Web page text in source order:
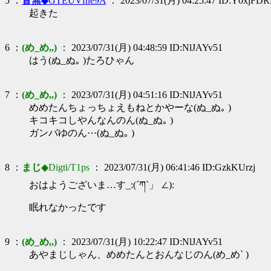
起きた
6 ： (め_め,,) ： 2023/07/31(月) 04:48:59 ID:NlJAYv51
はう(ぬ_ぬ｡ )たろひゃん
7 ： (め_め,,) ： 2023/07/31(月) 04:51:16 ID:NlJAYv51
めめたんちょっちょえもねとかやーな(ぬ_ぬ｡ )
キコキコしやんなんのん(ぬ_ぬ｡ )
ガンバゆのん⋯(ぬ_ぬ｡ )
8 ： まじ◆Digti/T1ps ： 2023/07/31(月) 06:41:46 ID:GzkKUrzj
おはようございま…す_:(´ཀ`」 ∠):
眠れなかったです
9 ： (め_め,,) ： 2023/07/31(月) 10:22:47 ID:NlJAYv51
あやまじしゃん、めめたんとおんなじのん(め_め` )